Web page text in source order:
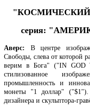
"КОСМИЧЕСКИЙ
серия:
Аверс: В центре
Свободы, слева от
верим в Бога" ("IN GOD
стилизованное
промышленность и
монеты "1 доллар"
дизайнера и скульптора-